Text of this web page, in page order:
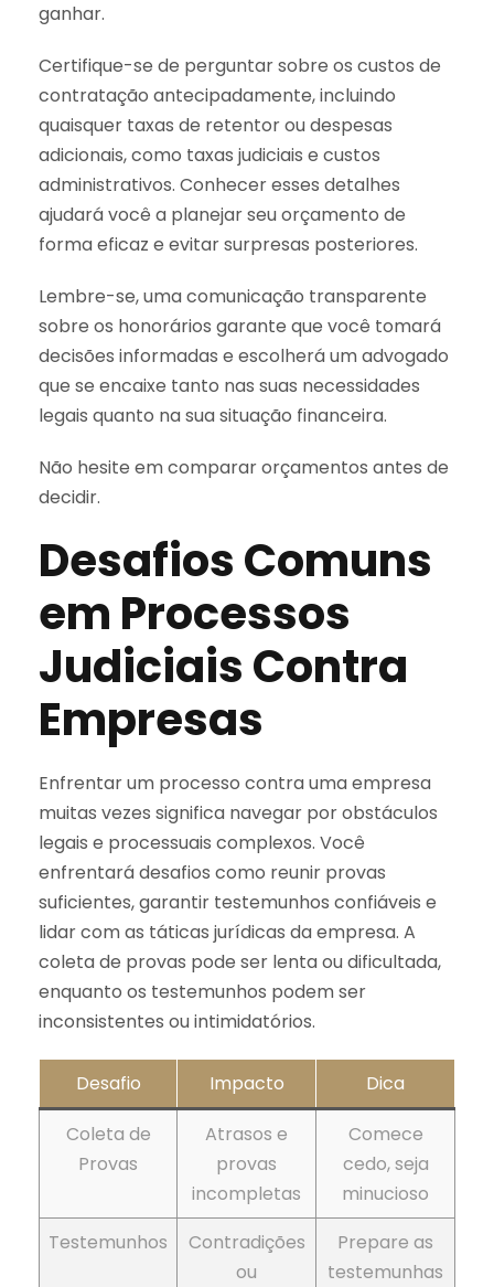
ganhar.
Certifique-se de perguntar sobre os custos de
contratação antecipadamente, incluindo
quaisquer taxas de retentor ou despesas
adicionais, como taxas judiciais e custos
administrativos. Conhecer esses detalhes
ajudará você a planejar seu orçamento de
forma eficaz e evitar surpresas posteriores.
Lembre-se, uma comunicação transparente
sobre os honorários garante que você tomará
decisões informadas e escolherá um advogado
que se encaixe tanto nas suas necessidades
legais quanto na sua situação financeira.
Não hesite em comparar orçamentos antes de
decidir.
Desafios Comuns
em Processos
Judiciais Contra
Empresas
Enfrentar um processo contra uma empresa
muitas vezes significa navegar por obstáculos
legais e processuais complexos. Você
enfrentará desafios como reunir provas
suficientes, garantir testemunhos confiáveis e
lidar com as táticas jurídicas da empresa. A
coleta de provas pode ser lenta ou dificultada,
enquanto os testemunhos podem ser
inconsistentes ou intimidatórios.
Desafio Impacto
Dica
Coleta de
Provas
Atrasos e
provas
incompletas
Comece
cedo, seja
minucioso
Testemunhos
Contradições
ou
Prepare as
testemunhas